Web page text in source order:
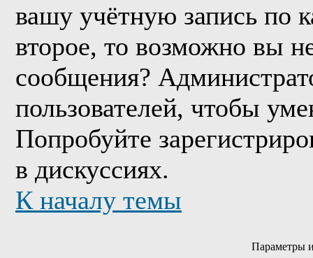
вашу учётную запись по
второе, то возможно вы
сообщения?
пользователей, чтобы
Попробуйте
в дискуссиях.
К началу темы
Параметры